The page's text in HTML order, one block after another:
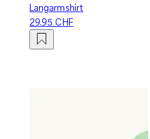
Langarmshirt
29.95 CHF